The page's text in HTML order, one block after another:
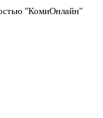
"КомиОнлайн"